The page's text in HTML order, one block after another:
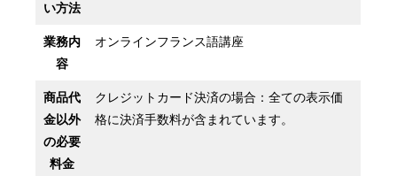
い方法
業務内
容
オンラインフランス語講座
商品代
金以外
の必要
料金
クレジットカード決済の場合：全ての表示価
格に決済手数料が含まれています。